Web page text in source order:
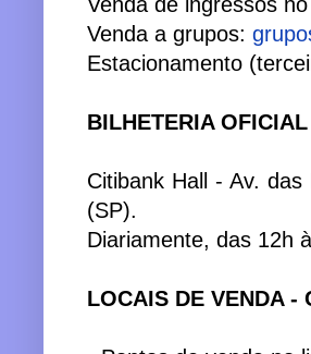
Venda de ingressos
Venda a grupos:
Estacionamento
BILHETERIA
Citibank Hall - Av.
(SP).
Diariamente, das 12h
LOCAIS DE VENDA -